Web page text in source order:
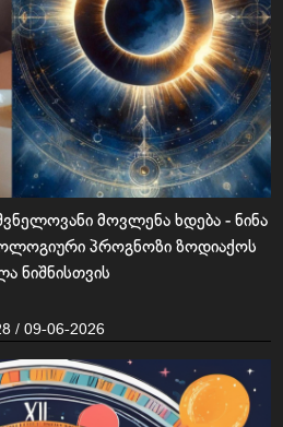
მოვლენა ხდება - ნინა
პროგნოზი ზოდიაქოს
ნიშნისთვის
/ 09-06-2026